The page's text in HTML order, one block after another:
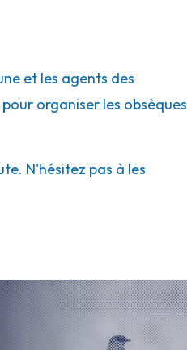
et les agents des
organiser les obsèques
N'hésitez pas à les